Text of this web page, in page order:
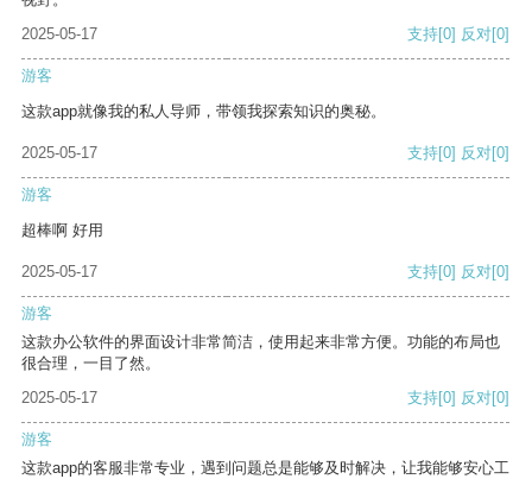
2025-05-17
支持[0] 反对[0]
游客
这款app就像我的私人导师，带领我探索知识的奥秘。
2025-05-17 支持[0] 反对[0]
游客
超棒啊 好用
2025-05-17 支持[0] 反对[0]
游客
这款办公软件的界面设计非常简洁，使用起来非常方便。功能的布局也
很合理，一目了然。
2025-05-17
支持[0] 反对[0]
游客
这款app的客服非常专业，遇到问题总是能够及时解决，让我能够安心工